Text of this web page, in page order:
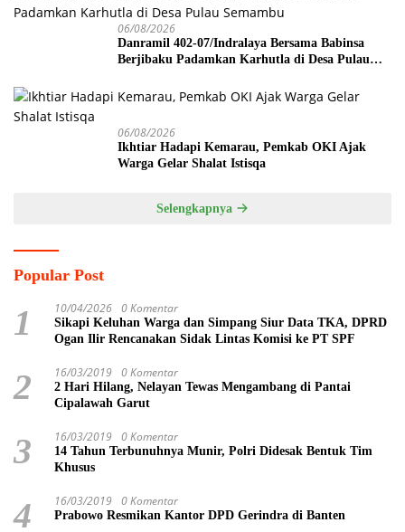
06/08/2026
Danramil 402-07/Indralaya Bersama Babinsa
Berjibaku Padamkan Karhutla di Desa Pulau
06/08/2026
Ikhtiar Hadapi Kemarau, Pemkab OKI Ajak
Warga Gelar Shalat Istisqa
Selengkapnya
Popular Post
1 10/04/2026 0 Komentar
Sikapi Keluhan Warga dan Simpang Siur Data TKA, DPRD
Ogan Ilir Rencanakan Sidak Lintas Komisi ke PT SPF
2 16/03/2019 0 Komentar
2 Hari Hilang, Nelayan Tewas Mengambang di Pantai
Cipalawah Garut
3 16/03/2019 0 Komentar
14 Tahun Terbunuhnya Munir, Polri Didesak Bentuk Tim
Khusus
4 16/03/2019 0 Komentar
Prabowo Resmikan Kantor DPD Gerindra di Banten